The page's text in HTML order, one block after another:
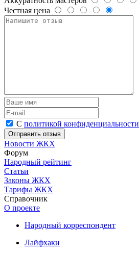
Честная цена
С политикой конфиденциальности
Новости ЖКХ
Форум
Народный рейтинг
Статьи
Законы ЖКХ
Тарифы ЖКХ
Справочник
О проекте
Народный корреспондент
Лайфхаки